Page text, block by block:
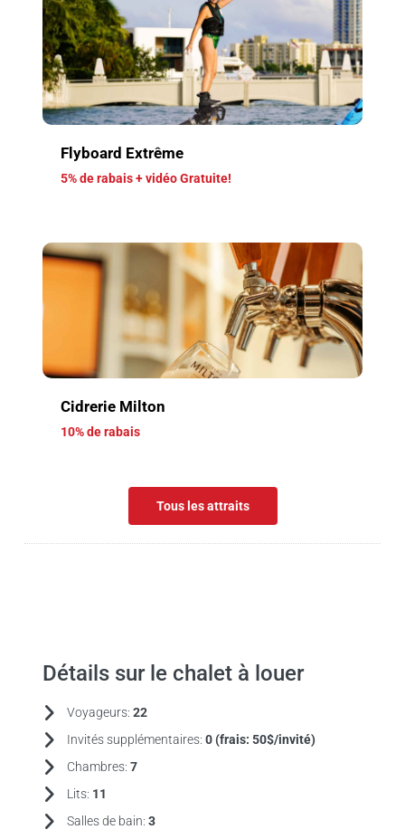
Flyboard Extrême
5% de rabais + vidéo Gratuite!
Cidrerie Milton
10% de rabais
Tous les attraits
Détails sur le chalet à louer
Voyageurs: 22
Invités supplémentaires: 0 (frais: 50$/invité)
Chambres: 7
Lits: 11
Salles de bain: 3